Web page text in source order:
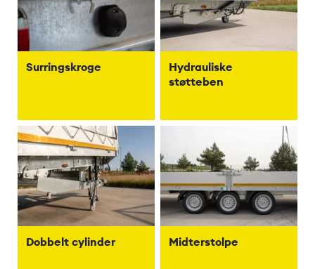
Surringskroge
Hydrauliske
støtteben
Dobbelt cylinder Midterstolpe